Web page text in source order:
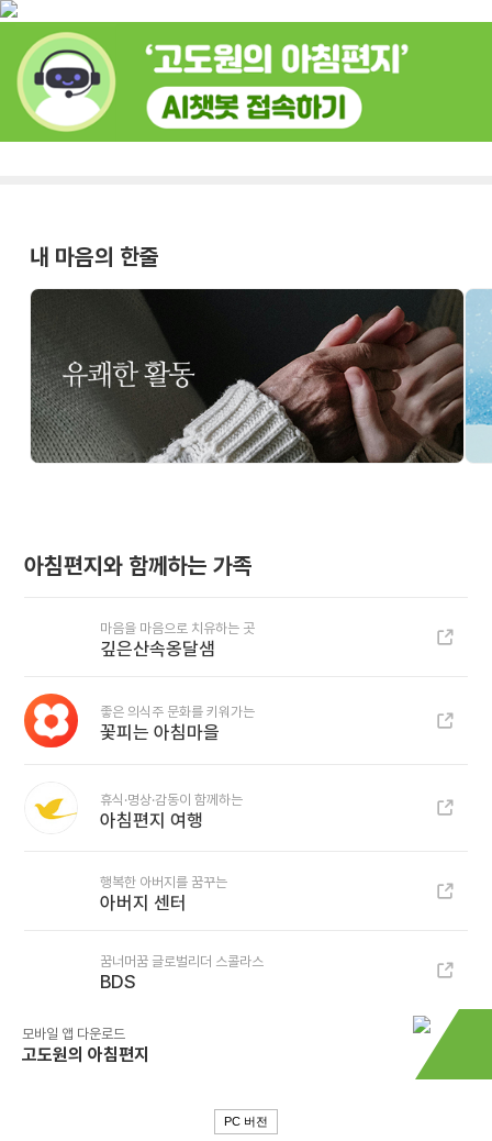
내 마음의 한줄
아침편지와 함께하는 가족
마음을 마음으로 치유하는 곳
깊은산속옹달샘
좋은 의식주 문화를 키워가는
꽃피는 아침마을
휴식·명상·감동이 함께하는
아침편지 여행
행복한 아버지를 꿈꾸는
아버지 센터
꿈너머꿈 글로벌리더 스콜라스
BDS
모바일 앱 다운로드
고도원의 아침편지
PC 버전